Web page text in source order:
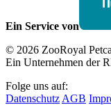
Ein Service von
© 2026 ZooRoyal
Ein Unternehmen der
Folge uns auf:
Datenschutz AGB